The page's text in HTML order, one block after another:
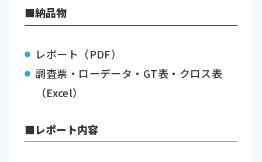
■納品物
レポート（PDF）
調査票・ローデータ・GT表・クロス表
（Excel）
■レポート内容